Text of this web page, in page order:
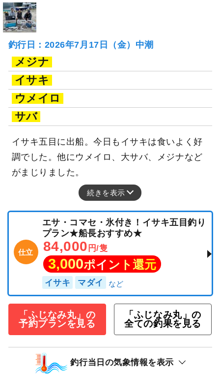
釣行日：2026年7月17日（金）中潮
メジナ
イサキ
ウメイロ
サバ
イサキ五目に出船。今日もイサキは食いよく好
調でした。他にウメイロ、大サバ、メジナなど
がまじりました。
続きを表示
仕立
エサ・コマセ・氷付き！イサキ五目釣り
プラン★船長おすすめ★
84,000 円/隻
3,000ポイント還元
イサキ マダイ
「ふじなみ丸」の
予約プランを見る
「ふじなみ丸」の
全ての釣果を見る
釣行当日の気象情報を表示